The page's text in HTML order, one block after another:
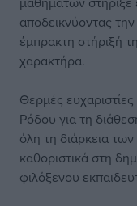
αποδεικνύοντας
έμπρακτη στήριξή
χαρακτήρα.
Θερμές
Ρόδου για τη
όλη τη διάρκεια
καθοριστικά στη
φιλόξενου